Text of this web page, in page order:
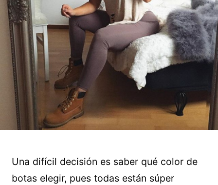
Una difícil decisión es saber qué color de
botas elegir, pues todas están súper